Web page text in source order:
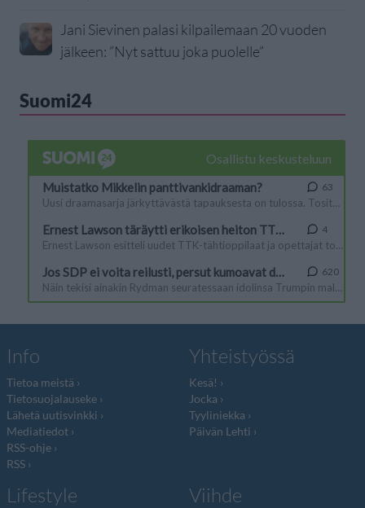
Jani Sievinen palasi kilpailemaan 20 vuoden
jälkeen: ”Nyt sattuu joka puolelle”
Suomi24
Info
Tietoa meistä
Tietosuojalauseke
Lähetä uutisvinkki
Mediatiedot
RSS-ohje
RSS
Yhteistyössä
Kesä!
Jocka
Tyyliniekka
Päivän Lehti
Lifestyle Viihde